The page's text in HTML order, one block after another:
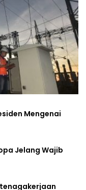
Mengenai
Jelang Wajib